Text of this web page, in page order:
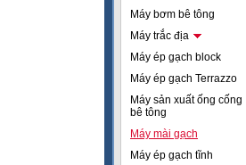
Máy bơm bê tông
Máy trắc địa
Máy ép gạch block
Máy ép gạch Terrazzo
Máy sản xuất ống cống
bê tông
Máy mài gạch
Máy ép gạch tĩnh